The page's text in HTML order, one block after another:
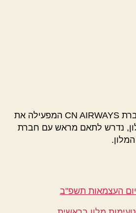
להזמנת טיסה של חברת CN AIRWAYS המפעילה את
נדרש לתאם מראש עם חברת
העצמאות תשפ"ב